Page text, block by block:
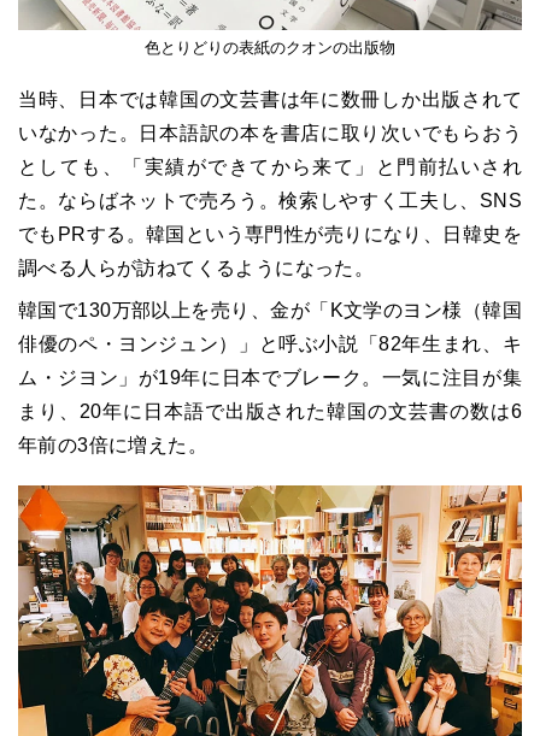
色とりどりの表紙のクオンの出版物
当時、日本では韓国の文芸書は年に数冊しか出版されて
いなかった。日本語訳の本を書店に取り次いでもらおう
としても、「実績ができてから来て」と門前払いされ
た。ならばネットで売ろう。検索しやすく工夫し、SNS
でもPRする。韓国という専門性が売りになり、日韓史を
調べる人らが訪ねてくるようになった。
韓国で130万部以上を売り、金が「K文学のヨン様（韓国
俳優のペ・ヨンジュン）」と呼ぶ小説「82年生まれ、キ
ム・ジヨン」が19年に日本でブレーク。一気に注目が集
まり、20年に日本語で出版された韓国の文芸書の数は6
年前の3倍に増えた。